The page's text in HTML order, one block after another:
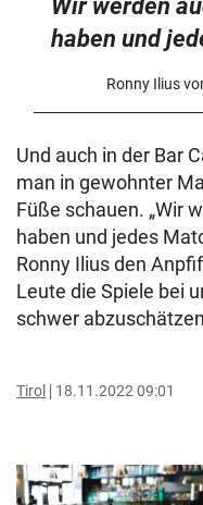
Wir werden
haben und
Ronny Ilius
Und auch in der Bar
man in gewohnter
Füße schauen. „Wir
haben und jedes
Ronny Ilius den
Leute die Spiele bei
schwer
Tirol 18.11.2022 09:01